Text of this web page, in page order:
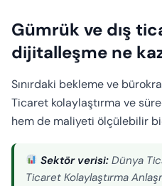
Gümrük ve dış
dijitalleşme ne
Sınırdaki bekleme ve
Ticaret kolaylaştırma ve
hem de maliyeti ölçülebilir
Sektör verisi: Dünya
Ticaret Kolaylaştırma